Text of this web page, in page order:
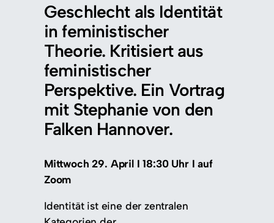
Geschlecht als Identität
in feministischer
Theorie. Kritisiert aus
feministischer
Perspektive. Ein Vortrag
mit Stephanie von den
Falken Hannover.
Mittwoch 29. April I 18:30 Uhr I auf
Zoom
Identität ist eine der zentralen